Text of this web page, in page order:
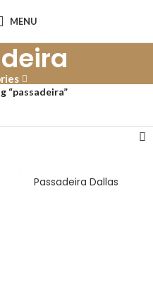
MENU
“passadeira”
Passadeira Dallas